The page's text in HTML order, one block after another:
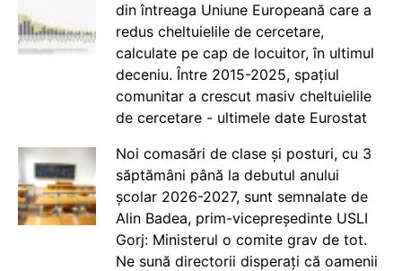
din întreaga Uniune Europeană care a
redus cheltuielile de cercetare,
calculate pe cap de locuitor, în ultimul
deceniu. Între 2015-2025, spațiul
comunitar a crescut masiv cheltuielile
de cercetare - ultimele date Eurostat
Noi comasări de clase și posturi, cu 3
săptămâni până la debutul anului
școlar 2026-2027, sunt semnalate de
Alin Badea, prim-vicepreședinte USLI
Gorj: Ministerul o comite grav de tot.
Ne sună directorii disperați că oamenii